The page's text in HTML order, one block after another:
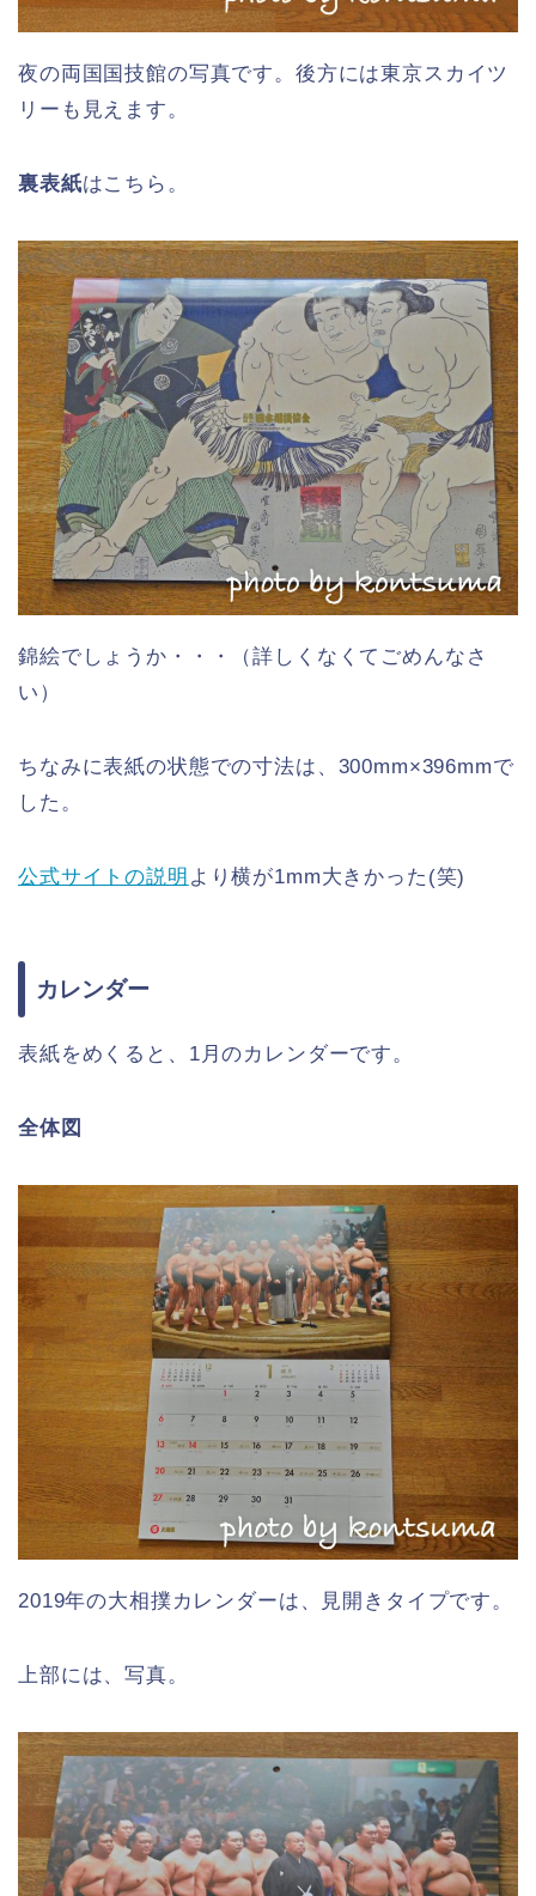
夜の両国国技館の写真です。後方には東京スカイツ
リーも見えます。
裏表紙はこちら。
錦絵でしょうか・・・（詳しくなくてごめんなさ
い）
ちなみに表紙の状態での寸法は、300mm×396mmで
した。
公式サイトの説明 より横が1mm大きかった(笑)
カレンダー
表紙をめくると、1月のカレンダーです。
全体図
2019年の大相撲カレンダーは、見開きタイプです。
上部には、写真。